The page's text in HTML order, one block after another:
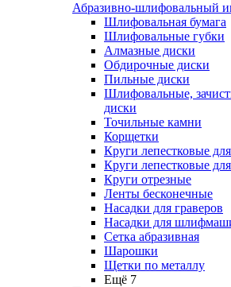
Абразивно-шлифовальный
Шлифовальная бумага
Шлифовальные губки
Алмазные диски
Обдирочные диски
Пильные диски
Шлифовальные,
диски
Точильные камни
Корщетки
Круги лепестковые
Круги лепестковые
Круги отрезные
Ленты бесконечные
Насадки для граверов
Насадки для
Сетка абразивная
Шарошки
Щетки по металлу
Ещё 7